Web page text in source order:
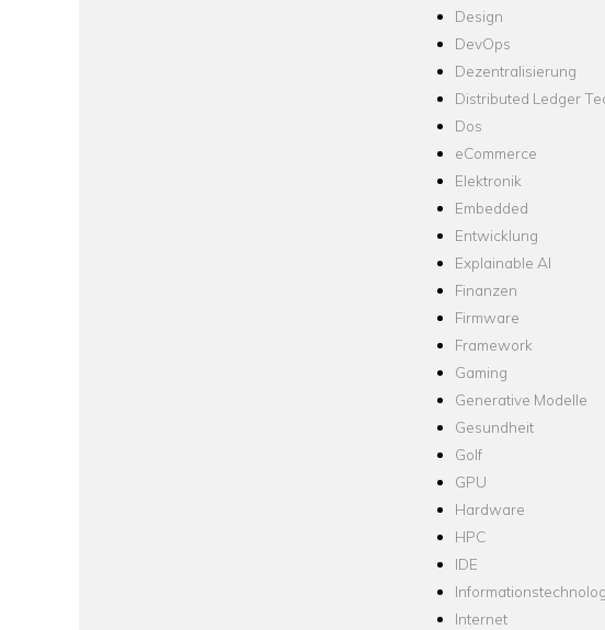
Design
DevOps
Dezentralisierung
Distributed Ledger
Dos
eCommerce
Elektronik
Embedded
Entwicklung
Explainable AI
Finanzen
Firmware
Framework
Gaming
Generative Modelle
Gesundheit
Golf
GPU
Hardware
HPC
IDE
Internet